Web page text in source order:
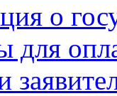
о
для